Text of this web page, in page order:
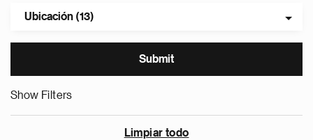
Ubicación (13)
Show Filters
Limpiar todo